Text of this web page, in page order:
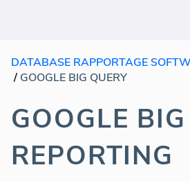
DATABASE RAPPORTAGE
/ GOOGLE BIG QUERY
GOOGLE
REPORTING